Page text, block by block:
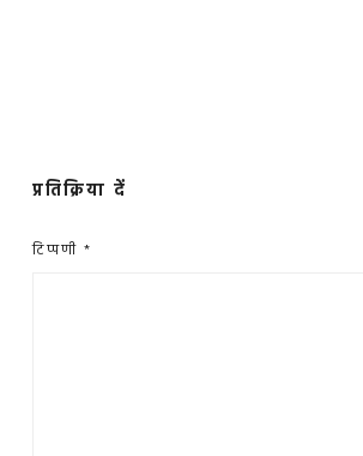
प्रतिक्रिया दें
टिप्पणी *